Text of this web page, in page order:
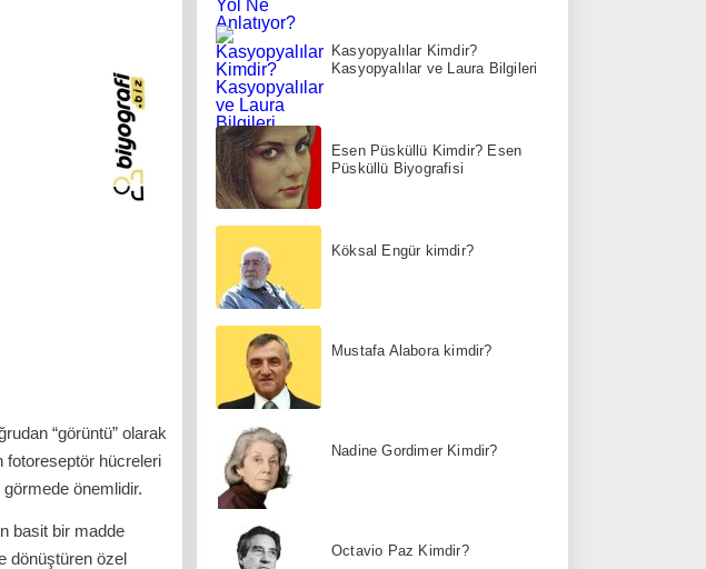
“görüntü” olarak
fotoreseptör hücreleri
görmede önemlidir.
basit bir madde
dönüştüren özel
Kasyopyalılar Kimdir?
Kasyopyalılar ve Laura Bilgileri
Esen Püsküllü Kimdir? Esen
Püsküllü Biyografisi
Köksal Engür kimdir?
Mustafa Alabora kimdir?
Nadine Gordimer Kimdir?
Octavio Paz Kimdir?